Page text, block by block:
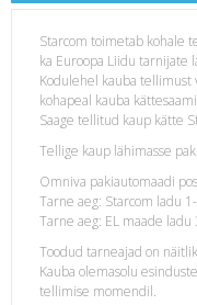
Starcom toimetab kohale
ka Euroopa Liidu tarnijate
Kodulehel kauba tellimust
kohapeal kauba
Saage tellitud kaup kätte
Tellige kaup lähimasse
Omniva pakiautomaadi
Tarne aeg: Starcom ladu
Tarne aeg: EL maade ladu
Toodud tarneajad on
Kauba olemasolu
tellimise momendil.